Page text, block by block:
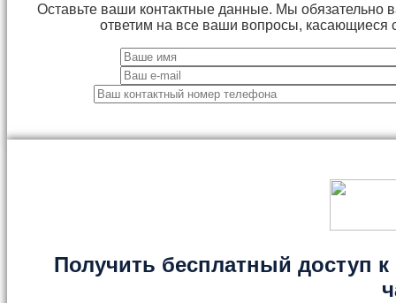
Оставьте ваши контактные данные. Мы обязательно
ответим на все ваши вопросы, касающиеся
Получить бесплатный доступ к